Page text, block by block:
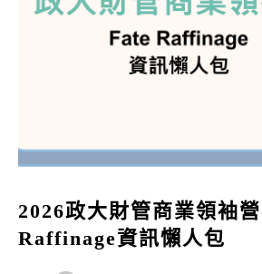
2026政大財管商業領袖
Raffinage資訊懶人包